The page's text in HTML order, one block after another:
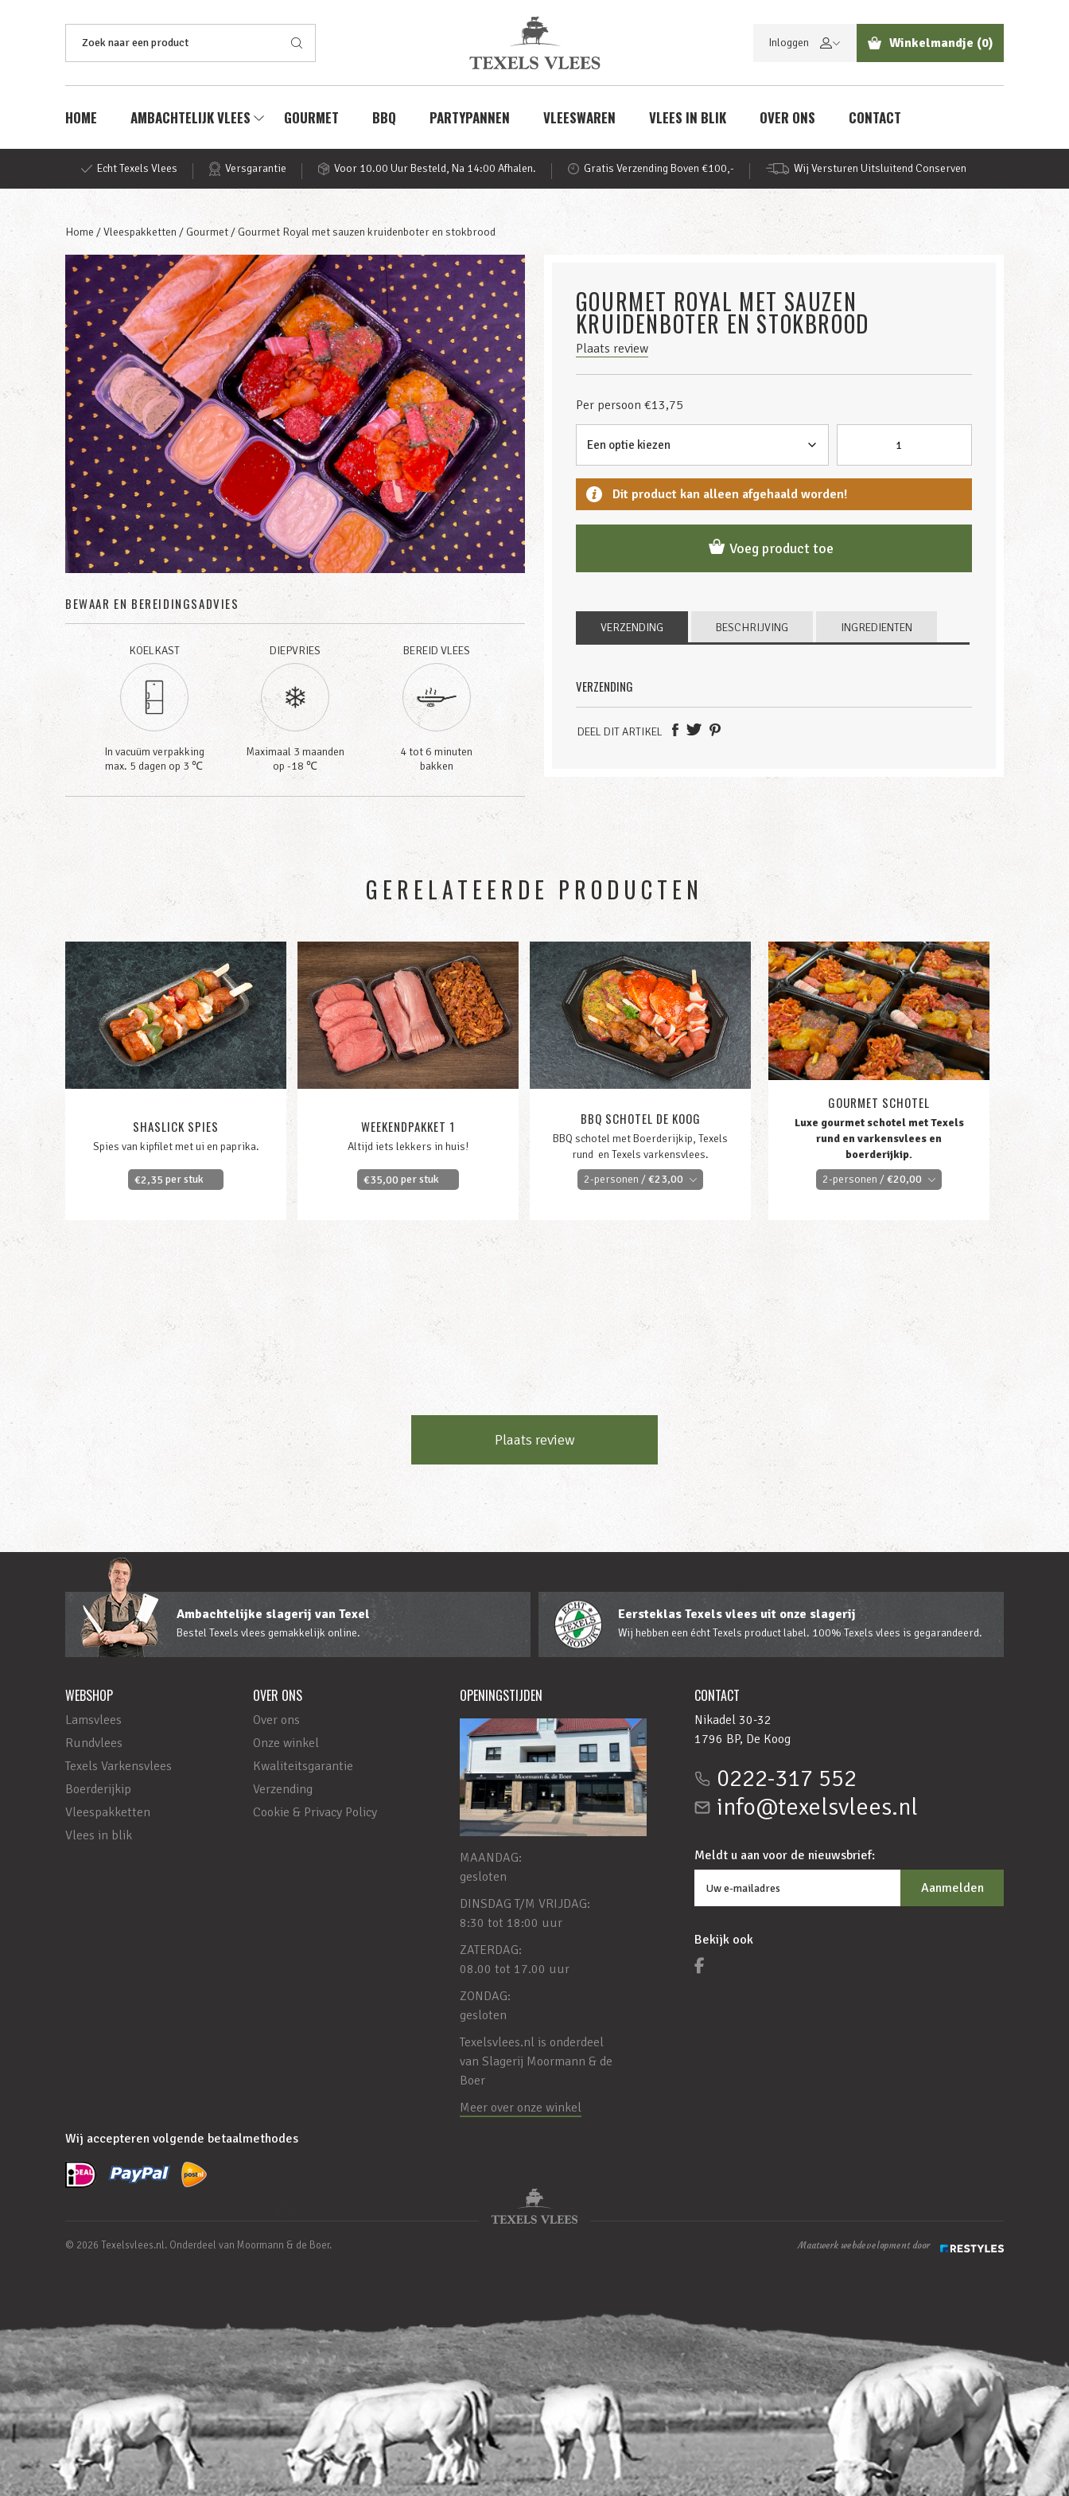
naar:
Inloggen Winkelmandje (0)
HOME AMBACHTELIJK VLEES GOURMET BBQ PARTYPANNEN VLEESWAREN VLEES IN BLIK OVER ONS CONTACT
Echt Texels Vlees Versgarantie Voor 10.00 Uur Besteld, Na 14:00 Afhalen. Gratis Verzending Boven €100,- Wij Versturen Uitsluitend Conserven
Home /Vleespakketten /Gourmet/ Gourmet Royal met sauzen kruidenboter en stokbrood
BEWAAR EN BEREIDINGSADVIES
KOELKAST
In vacuüm verpakking
max. 5 dagen op 3 ℃
DIEPVRIES
Maximaal 3 maanden
op -18 ℃
BEREID VLEES
4 tot 6 minuten
bakken
GOURMET ROYAL MET SAUZEN
KRUIDENBOTER EN STOKBROOD
Plaats review
Per persoon €13,75
Dit product kan alleen afgehaald worden!
Voeg product toe
VERZENDING BESCHRIJVING INGREDIENTEN
VERZENDING
DEEL DIT ARTIKEL
GERELATEERDE PRODUCTEN
SHASLICK SPIES
Spies van kipfilet met ui en paprika.
€2,35 per stuk
WEEKENDPAKKET 1
Altijd iets lekkers in huis!
€35,00 per stuk
BBQ SCHOTEL DE KOOG
BBQ schotel met Boerderijkip, Texels
rund en Texels varkensvlees.
2-personen /€23,00
GOURMET SCHOTEL
Luxe gourmet schotel met Texels
rund en varkensvlees en
boerderijkip.
2-personen /€20,00
Plaats review
Ambachtelijke slagerij van Texel
Bestel Texels vlees gemakkelijk online.
Eersteklas Texels vlees uit onze slagerij
Wij hebben een écht Texels product label. 100% Texels vlees is gegarandeerd.
WEBSHOP
Lamsvlees
Rundvlees
Texels Varkensvlees
Boerderijkip
Vleespakketten
Vlees in blik
OVER ONS
Over ons
Onze winkel
Kwaliteitsgarantie
Verzending
Cookie & Privacy Policy
OPENINGSTIJDEN
MAANDAG:
gesloten
DINSDAG T/M VRIJDAG:
8:30 tot 18:00 uur
ZATERDAG:
08.00 tot 17.00 uur
ZONDAG:
gesloten
Texelsvlees.nl is onderdeel
van Slagerij Moormann & de
Boer
Meer over onze winkel
CONTACT
Nikadel 30-32
1796 BP, De Koog
0222-317 552
info@texelsvlees.nl
Meldt u aan voor de nieuwsbrief:
Bekijk ook
Wij accepteren volgende betaalmethodes
© 2026 Texelsvlees.nl. Onderdeel van Moormann & de Boer. Maatwerk webdevelopment door